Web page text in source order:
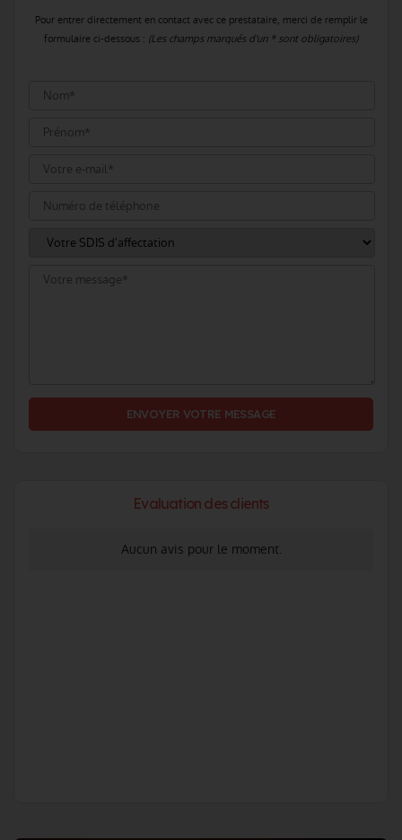
Pour entrer directement en contact avec ce prestataire, merci de remplir le
formulaire ci-dessous : (Les champs marqués d'un * sont obligatoires)
ENVOYER VOTRE MESSAGE
Evaluation des clients
Aucun avis pour le moment.